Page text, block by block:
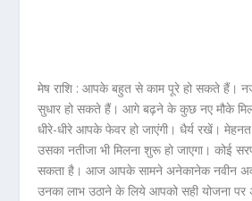
मेष राशि :आपके बहुत से काम पूरे हो सकते हैं।
सुधार हो सकते हैं। आगे बढ़ने के कुछ नए मौके
धीरे-धीरे आपके फेवर हो जाएंगी। धैर्य रखें। मेहनत
उसका नतीजा भी मिलना शुरू हो जाएगा। कोई
सकता है। आज आपके सामने अनेकानेक नवीन
उनका लाभ उठाने के लिये आपको सही योजना